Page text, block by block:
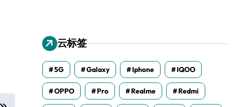
云标签
5G Galaxy Iphone IQOO
OPPO Pro Realme Redmi